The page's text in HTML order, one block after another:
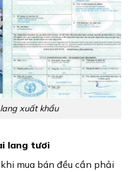
xuất khẩu
lang tươi
mua bán đều cần phải